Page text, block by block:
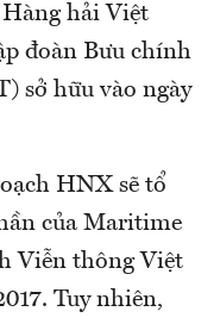
hải Việt
đoàn Bưu chính
sở hữu vào ngày
HNX sẽ tổ
của Maritime
Viễn thông Việt
Tuy nhiên,